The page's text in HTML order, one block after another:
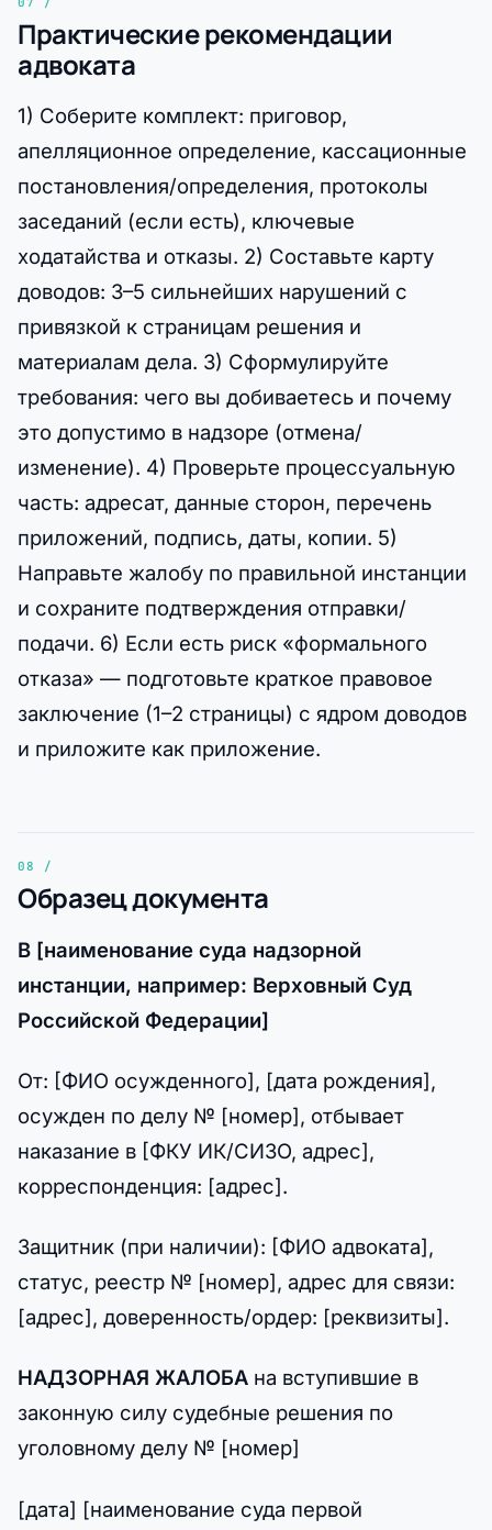
Практические рекомендации
адвоката
1) Соберите комплект: приговор,
апелляционное определение, кассационные
постановления/определения, протоколы
заседаний (если есть), ключевые
ходатайства и отказы. 2) Составьте карту
доводов: 3–5 сильнейших нарушений с
привязкой к страницам решения и
материалам дела. 3) Сформулируйте
требования: чего вы добиваетесь и почему
это допустимо в надзоре (отмена/
изменение). 4) Проверьте процессуальную
часть: адресат, данные сторон, перечень
приложений, подпись, даты, копии. 5)
Направьте жалобу по правильной инстанции
и сохраните подтверждения отправки/
подачи. 6) Если есть риск «формального
отказа» — подготовьте краткое правовое
заключение (1–2 страницы) с ядром доводов
и приложите как приложение.
Образец документа
В [наименование суда надзорной
инстанции, например: Верховный Суд
Российской Федерации]
От: [ФИО осужденного], [дата рождения],
осужден по делу № [номер], отбывает
наказание в [ФКУ ИК/СИЗО, адрес],
корреспонденция: [адрес].
Защитник (при наличии): [ФИО адвоката],
статус, реестр № [номер], адрес для связи:
[адрес], доверенность/ордер: [реквизиты].
НАДЗОРНАЯ ЖАЛОБА на вступившие в
законную силу судебные решения по
уголовному делу № [номер]
[дата] [наименование суда первой